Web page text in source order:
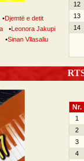
•Djemtë e detit
•Leonora Jakupi
•Sinan Vllasaliu
12
13
14
Nr.
1
2
3
4